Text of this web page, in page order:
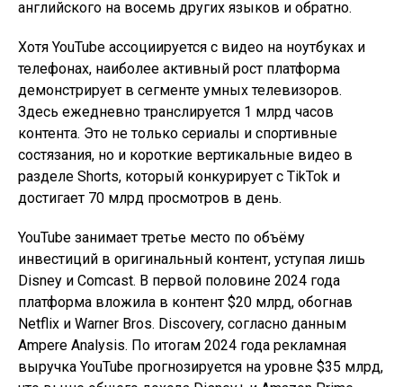
английского на восемь других языков и обратно.
Хотя YouTube ассоциируется с видео на ноутбуках и
телефонах, наиболее активный рост платформа
демонстрирует в сегменте умных телевизоров.
Здесь ежедневно транслируется 1 млрд часов
контента. Это не только сериалы и спортивные
состязания, но и короткие вертикальные видео в
разделе Shorts, который конкурирует с TikTok и
достигает 70 млрд просмотров в день.
YouTube занимает третье место по объёму
инвестиций в оригинальный контент, уступая лишь
Disney и Comcast. В первой половине 2024 года
платформа вложила в контент $20 млрд, обогнав
Netflix и Warner Bros. Discovery, согласно данным
Ampere Analysis. По итогам 2024 года рекламная
выручка YouTube прогнозируется на уровне $35 млрд,